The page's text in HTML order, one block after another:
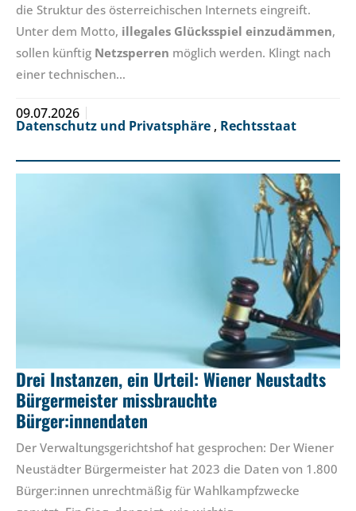
die Struktur des österreichischen Internets eingreift.
Unter dem Motto, illegales Glücksspiel einzudämmen,
sollen künftig Netzsperren möglich werden. Klingt nach
einer technischen…
09.07.2026
Datenschutz und Privatsphäre , Rechtsstaat
Drei Instanzen, ein Urteil: Wiener Neustadts
Bürgermeister missbrauchte
Bürger:innendaten
Der Verwaltungsgerichtshof hat gesprochen: Der Wiener
Neustädter Bürgermeister hat 2023 die Daten von 1.800
Bürger:innen unrechtmäßig für Wahlkampfzwecke